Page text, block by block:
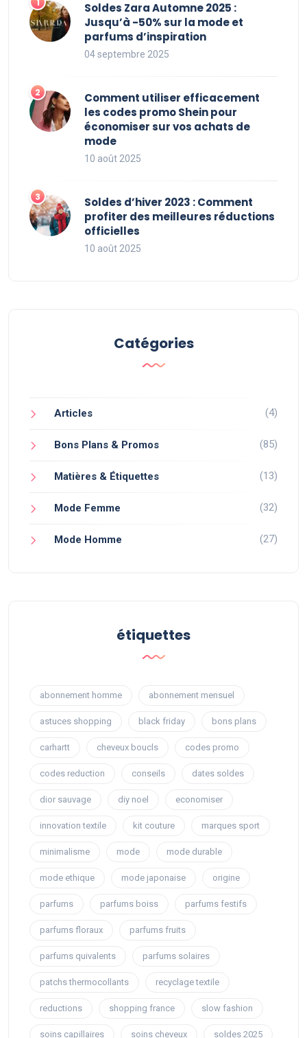
Soldes Zara Automne 2025 :
Jusqu’à -50% sur la mode et
parfums d’inspiration
04 septembre 2025
Comment utiliser efficacement
les codes promo Shein pour
économiser sur vos achats de
mode
10 août 2025
Soldes d’hiver 2023 : Comment
profiter des meilleures réductions
officielles
10 août 2025
Catégories
Articles (4)
Bons Plans & Promos (85)
Matières & Étiquettes (13)
Mode Femme (32)
Mode Homme (27)
étiquettes
abonnement homme abonnement mensuel
astuces shopping black friday bons plans
carhartt cheveux boucls codes promo
codes reduction conseils dates soldes
dior sauvage diy noel economiser
innovation textile kit couture marques sport
minimalisme mode mode durable
mode ethique mode japonaise origine
parfums parfums boiss parfums festifs
parfums floraux parfums fruits
parfums quivalents parfums solaires
patchs thermocollants recyclage textile
reductions shopping france slow fashion
soins capillaires soins cheveux soldes 2025